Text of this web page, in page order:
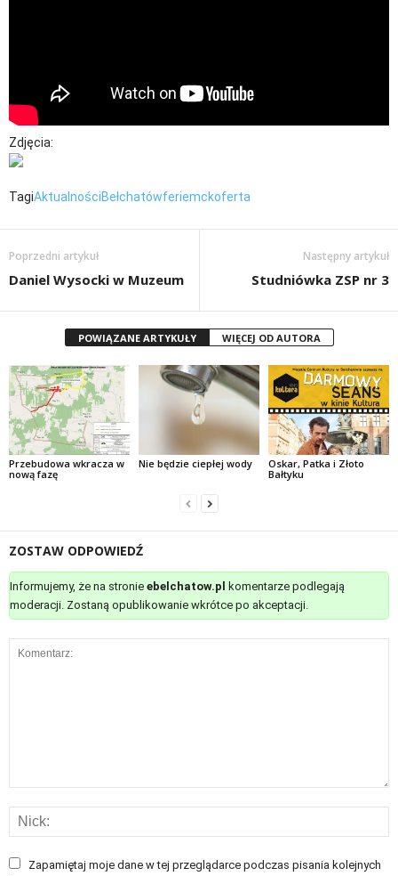
Zdjęcia:
TagiAktualnościBełchatówferiemckoferta
Poprzedni artykuł
Daniel Wysocki w Muzeum
Następny artykuł
Studniówka ZSP nr 3
POWIĄZANE ARTYKUŁY WIĘCEJ OD AUTORA
Przebudowa wkracza w
nową fazę
Nie będzie ciepłej wody
Oskar, Patka i Złoto
Bałtyku
ZOSTAW ODPOWIEDŹ
Informujemy, że na stronie ebelchatow.pl
komentarze podlegają
moderacji. Zostaną opublikowanie wkrótce po akceptacji.
Zapamiętaj moje dane w tej przeglądarce podczas pisania kolejnych